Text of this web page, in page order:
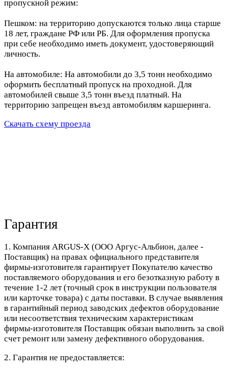
пропускной режим:
Пешком: на территорию допускаются только лица старше
18 лет, граждане РФ или РБ. Для оформления пропуска
при себе необходимо иметь документ, удостоверяющий
личность.
На автомобиле: На автомобили до 3,5 тонн необходимо
оформить бесплатный пропуск на проходной. Для
автомобилей свыше 3,5 тонн въезд платный. На
территорию запрещен въезд автомобилям каршеринга.
Скачать схему проезда
Гарантия
1. Компания ARGUS-X (ООО Аргус-Альбион, далее -
Поставщик) на правах официального представителя
фирмы-изготовителя гарантирует Покупателю качество
поставляемого оборудования и его безотказную работу в
течение 1-2 лет (точный срок в инструкции пользователя
или карточке товара) с даты поставки. В случае выявления
в гарантийный период заводских дефектов оборудование
или несоответствия техническим характеристикам
фирмы-изготовителя Поставщик обязан выполнить за свой
счет ремонт или замену дефективного оборудования.
2. Гарантия не предоставляется: